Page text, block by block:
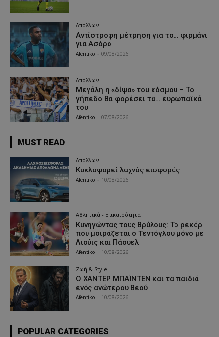
Απόλλων
Αντίστροφη μέτρηση για το… φιρμάνι
για Ασόρο
Afentiko 09/08/2026
Απόλλων
Μεγάλη η «δίψα» του κόσμου – Το
γήπεδο θα φορέσει τα… ευρωπαϊκά
του
Afentiko 07/08/2026
MUST READ
Απόλλων
Κυκλοφορεί λαχνός εισφοράς
Afentiko 10/08/2026
Αθλητικά - Επικαιρότητα
Κυνηγώντας τους θρύλους: Το ρεκόρ
που μοιράζεται ο Τεντόγλου μόνο με
Λιούις και Πάουελ
Afentiko 10/08/2026
Ζωή & Style
Ο ΧΑΝΤΕΡ ΜΠΑΪΝΤΕΝ και τα παιδιά
ενός ανώτερου θεού
Afentiko 10/08/2026
POPULAR CATEGORIES